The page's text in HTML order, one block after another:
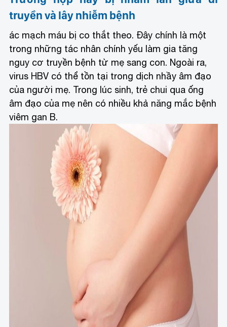
truyền và lây nhiễm bệnh
ác mạch máu bị co thắt theo. Đây chính là một
trong những tác nhân chính yếu làm gia tăng
nguy cơ truyền bệnh từ mẹ sang con. Ngoài ra,
virus HBV có thể tồn tại trong dịch nhầy âm đạo
của người mẹ. Trong lúc sinh, trẻ chui qua ống
âm đạo của mẹ nên có nhiều khả năng mắc bệnh
viêm gan B.